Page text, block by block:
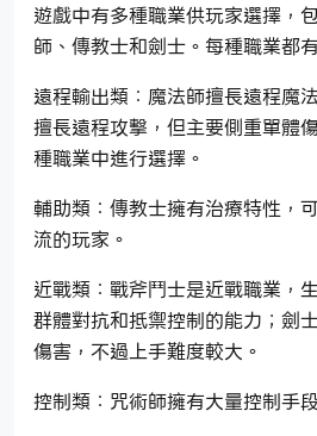
遊戲中有多種職業供玩家選擇，
師、傳教士和劍士。每種職業都
遠程輸出類：魔法師擅長遠程魔
擅長遠程攻擊，但主要側重單體
種職業中進行選擇。
輔助類：傳教士擁有治療特性，
流的玩家。
近戰類：戰斧鬥士是近戰職業，
群體對抗和抵禦控制的能力；劍
傷害，不過上手難度較大。
控制類：咒術師擁有大量控制手